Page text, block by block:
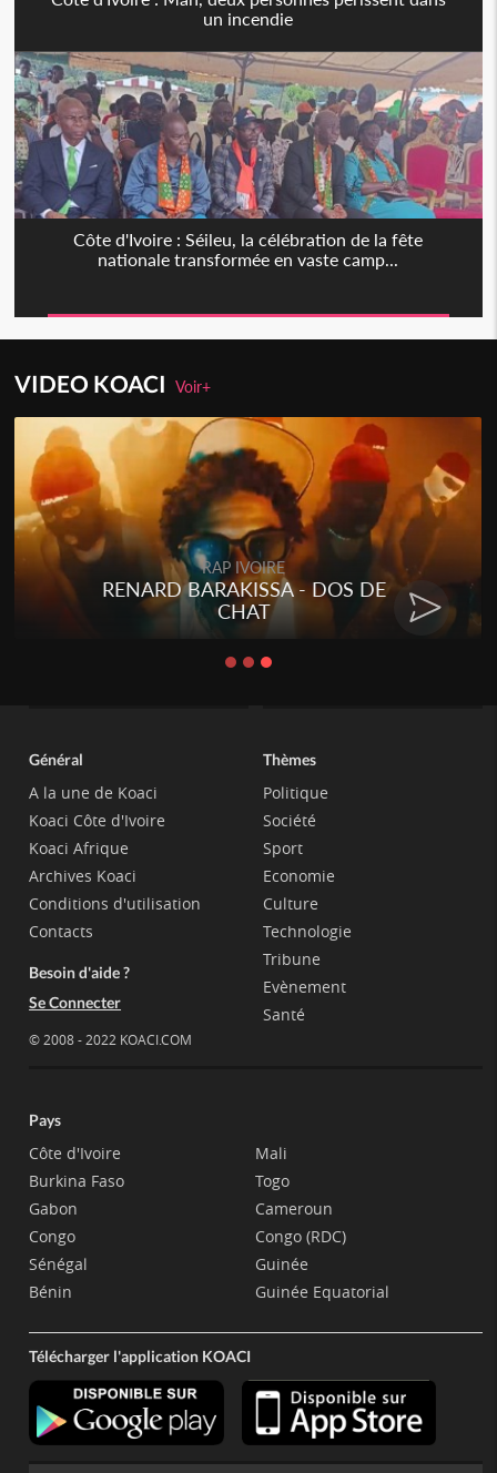
un incendie
Côte d'Ivoire : Séileu, la célébration de la fête
nationale transformée en vaste camp...
VIDEO KOACIVoir+
RAP IVOIRE
RENARD BARAKISSA - DOS DE
CHAT
Général
A la une de Koaci
Koaci Côte d'Ivoire
Koaci Afrique
Archives Koaci
Conditions d'utilisation
Contacts
Besoin d'aide ?
Se Connecter
© 2008 - 2022 KOACI.COM
Thèmes
Politique
Société
Sport
Economie
Culture
Technologie
Tribune
Evènement
Santé
Pays
Côte d'Ivoire
Burkina Faso
Gabon
Congo
Sénégal
Bénin
Mali
Togo
Cameroun
Congo (RDC)
Guinée
Guinée Equatorial
Télécharger l'application KOACI